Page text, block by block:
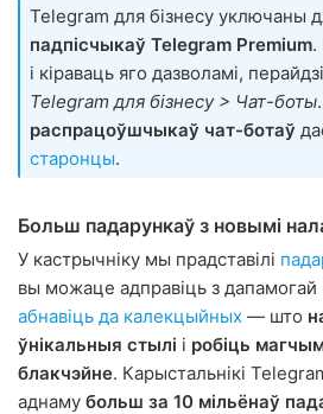
Telegram для бізнесу уключаны
падпісчыкаў Telegram Premium.
і кіраваць яго дазволамі,
Telegram для бізнесу > Чат-боты.
распрацоўшчыкаў чат-ботаў
старонцы.
Больш падарункаў з новымі
У кастрычніку мы прадставілі
вы можаце адправіць з дапамогай
абнавіць да калекцыйных — што
ўнікальныя стылі і робіць
блакчэйне. Карыстальнікі
аднаму больш за 10 мільёнаў